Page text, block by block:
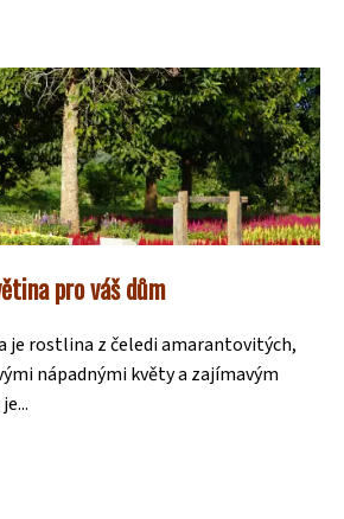
pro váš dům
je rostlina z čeledi amarantovitých,
nápadnými květy a zajímavým